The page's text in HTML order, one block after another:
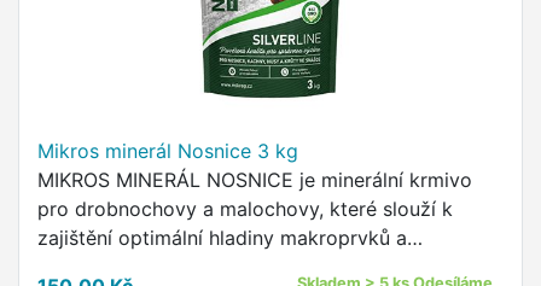
Mikros minerál Nosnice 3 kg
MIKROS MINERÁL NOSNICE je minerální krmivo
pro drobnochovy a malochovy, které slouží k
zajištění optimální hladiny makroprvků a